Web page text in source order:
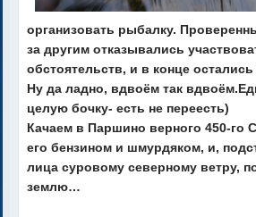
организовать рыбалку.
за другим отказывались
обстоятельств, и в конце
Ну да ладно, вдвоём так
целую бочку- есть не переесть)
Качаем в Паршино верного 450-го
его бензином и шмурдяком, и,
лица суровому северному ветру,
землю…